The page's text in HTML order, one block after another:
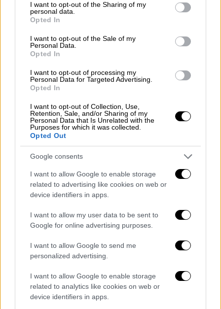
not limited to your visit or usage behaviour. You may click to
grant or deny consent to Google and its third-party tags to
use your data for below specified purposes in below Google
consent section.
I want to opt-out of the Sharing of my
personal data.
Opted In
I want to opt-out of the Sale of my
Personal Data.
Opted In
I want to opt-out of processing my
Personal Data for Targeted Advertising.
Opted In
I want to opt-out of Collection, Use,
Retention, Sale, and/or Sharing of my
Personal Data that Is Unrelated with the
Purposes for which it was collected.
Opted Out
Google consents
I want to allow Google to enable storage
related to advertising like cookies on web or
device identifiers in apps.
I want to allow my user data to be sent to
Google for online advertising purposes.
I want to allow Google to send me
personalized advertising.
I want to allow Google to enable storage
related to analytics like cookies on web or
device identifiers in apps.
ΕΛΛΑΔΑ 02.07.202013:06
Αρπαγή 10χρονης: Μήνυση κατά της
33χρονης από τον πρώην σύζυγό της
Αρπαγή 10χρονης: Μήνυση κατά της
33χρονης από τον πρώην σύζυγό της
Το παιδί κατά τη διάρκεια της κατάθεσης
σοκαρισμένο και διέκοπτε συχνά. Ωστόσο,
περιέγραψε με λεπτομέρειες ακόμα και τη
μίλησε στην τηλεόραση. Μέσα από την
τηλεόραση ήταν σαν κάμερα και έβλεπες και
μιλούσες. Βιντεοκλήση δηλαδή
. Ήταν ένας
μαύρος σαν αυτούς που πουλάνε βραχιόλια
για το χέρι και είχε μαλλιά κολλημένα επάνω
στο κεφάλι, σαν ψείρες κοτσιδάκια και ένα
κοτσιδάκι ήταν εδώ, αριστερά από το